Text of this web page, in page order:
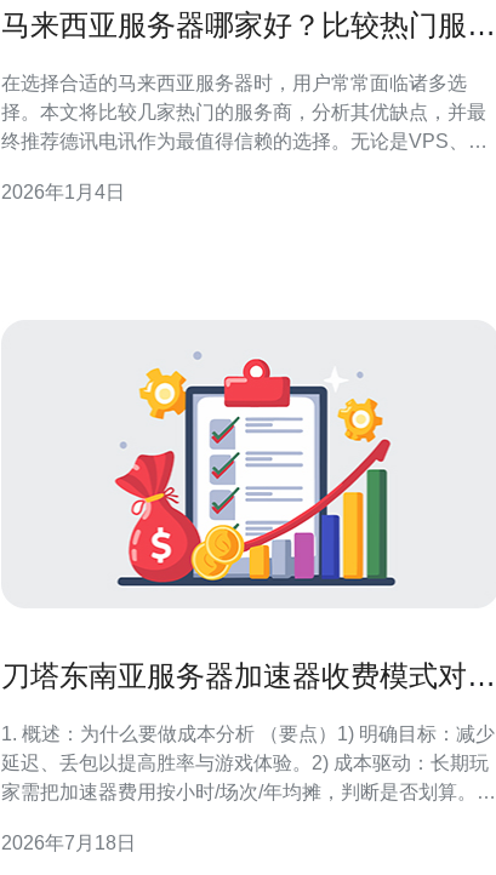
马来西亚服务器哪家好？比较热门服务
在选择合适的马来西亚服务器时，用户常常面临诸多选
择。本文将比较几家热门的服务商，分析其优缺点，并最
终推荐德讯电讯作为最值得信赖的选择。无论是VPS、主
支持，成为广大用户的首选。 热门服务商概览 在马来西亚
2026年1月4日
刀塔东南亚服务器加速器收费模式对长
1. 概述：为什么要做成本分析 （要点）1) 明确目标：减少
延迟、丢包以提高胜率与游戏体验。2) 成本驱动：长期玩
家需把加速器费用按小时/场次/年均摊，判断是否划算。3)
收费模式与特点 （要点）1) 订阅制（按月/季/年）：固定
2026年7月18日